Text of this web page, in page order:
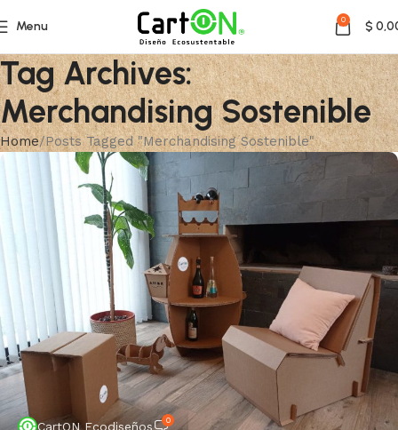
Menu 0 $
Tag Archives:
Merchandising Sostenible
Home Posts Tagged "Merchandising Sostenible"
CartON Ecodiseños 0